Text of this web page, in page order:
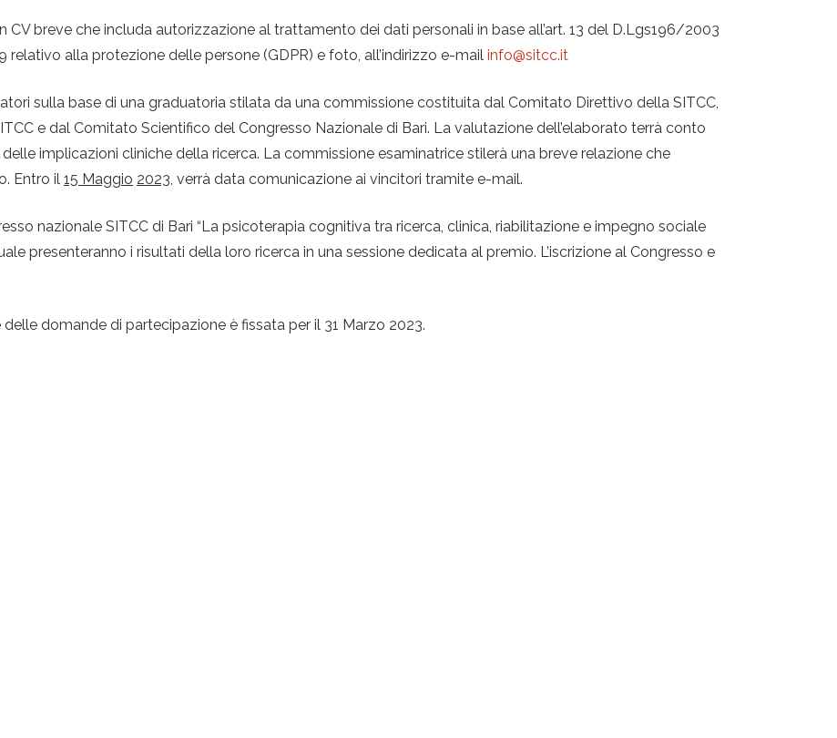
CV breve che includa autorizzazione al trattamento dei dati personali in base all’art. 13 del D.Lgs196/2003
relativo alla protezione delle persone (GDPR) e foto, all’indirizzo e-mail info@sitcc.it
sulla base di una graduatoria stilata da una commissione costituita dal Comitato Direttivo della SITCC,
e dal Comitato Scientifico del Congresso Nazionale di Bari. La valutazione dell’elaborato terrà conto
implicazioni cliniche della ricerca. La commissione esaminatrice stilerà una breve relazione che
Entro il 15 Maggio 2023, verrà data comunicazione ai vincitori tramite e-mail.
nazionale SITCC di Bari “La psicoterapia cognitiva tra ricerca, clinica, riabilitazione e impegno sociale
presenteranno i risultati della loro ricerca in una sessione dedicata al premio. L’iscrizione al Congresso e
domande di partecipazione è fissata per il 31 Marzo 2023.